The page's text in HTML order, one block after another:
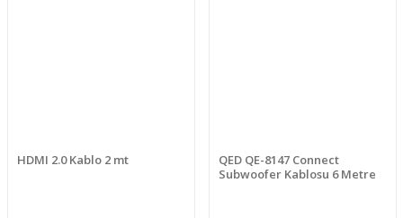
HDMI 2.0 Kablo 2 mt
QED QE-8147 Connect
Subwoofer Kablosu 6 Metre